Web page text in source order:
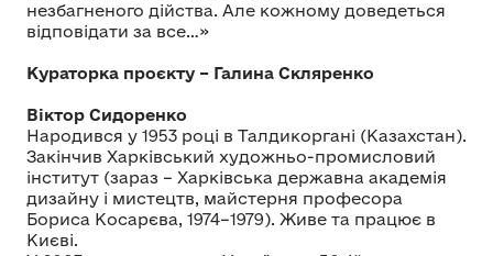
незбагненого дійства. Але кожному доведеться
відповідати за все…»
Кураторка проєкту – Галина Скляренко
Віктор Сидоренко
Народився у 1953 році в Талдикоргані (Казахстан).
Закінчив Харківський художньо-промисловий
інститут (зараз – Харківська державна академія
дизайну і мистецтв, майстерня професора
Бориса Косарєва, 1974–1979). Живе та працює в
Києві.